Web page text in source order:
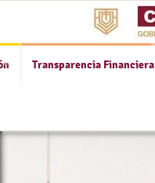
Transparencia Financiera